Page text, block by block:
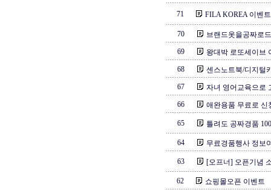
71 FILA KOREA 이벤
70
브랜드옷을공짜로
69
왕대박 로또세이브
68
센스노트북/디지털
67
자녀 영어교육으로
66
애완용품 무료로
65 틀려도 공짜경품
64 무료경품행사 정보
63 [오프너] 오픈기념
62 쇼핑몰오픈 이벤트